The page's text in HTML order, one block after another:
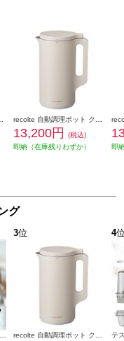
13,200円
(税込)
即納（在庫残りわずか）
即
グ
3位 4